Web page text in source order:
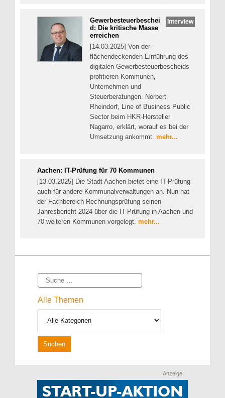
Interview
Gewerbesteuerbeschei
d: Die kritische Masse
erreichen
[14.03.2025] Von der
flächendeckenden Einführung des
digitalen Gewerbesteuerbescheids
profitieren Kommunen,
Unternehmen und
Steuerberatungen. Norbert
Rheindorf, Line of Business Public
Sector beim HKR-Hersteller
Nagarro, erklärt, worauf es bei der
Umsetzung ankommt. mehr...
Aachen: IT-Prüfung für 70 Kommunen
[13.03.2025] Die Stadt Aachen bietet eine IT-Prüfung
auch für andere Kommunalverwaltungen an. Nun hat
der Fachbereich Rechnungsprüfung seinen
Jahresbericht 2024 über die IT-Prüfung in Aachen und
70 weiteren Kommunen vorgelegt. mehr...
Suche
Alle Themen
Anzeige